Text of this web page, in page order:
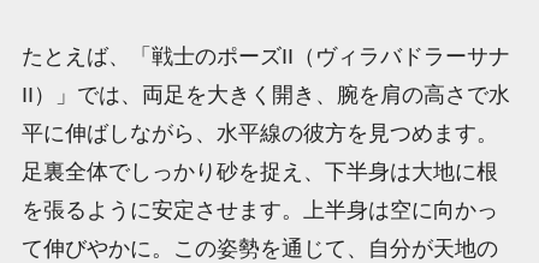
たとえば、「戦士のポーズII（ヴィラバドラーサナ
II）」では、両足を大きく開き、腕を肩の高さで水
平に伸ばしながら、水平線の彼方を見つめます。
足裏全体でしっかり砂を捉え、下半身は大地に根
を張るように安定させます。上半身は空に向かっ
て伸びやかに。この姿勢を通じて、自分が天地の